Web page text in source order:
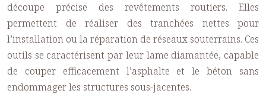
découpe précise des revêtements routiers. Elles
permettent de réaliser des tranchées nettes pour
l’installation ou la réparation de réseaux souterrains. Ces
outils se caractérisent par leur lame diamantée, capable
de couper efficacement l’asphalte et le béton sans
endommager les structures sous-jacentes.